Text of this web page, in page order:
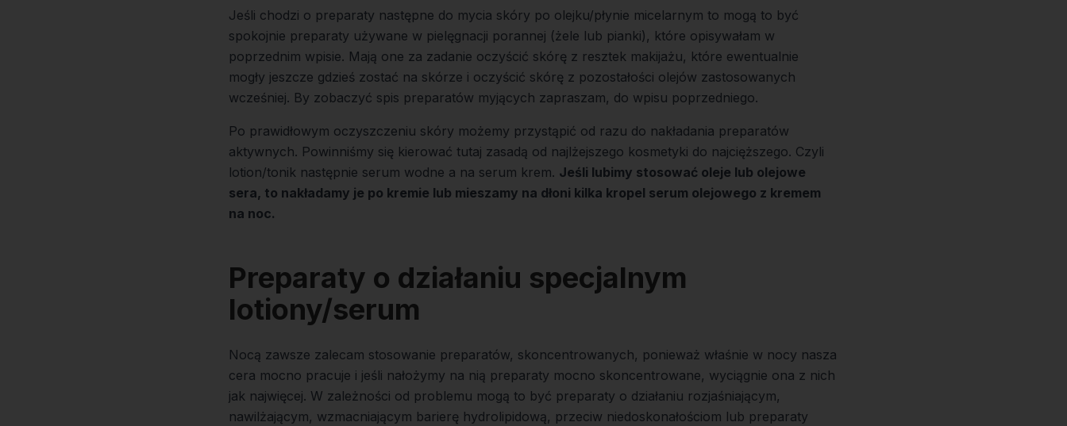
Jeśli chodzi o preparaty następne do mycia skóry po olejku/płynie micelarnym to mogą to być
spokojnie preparaty używane w pielęgnacji porannej (żele lub pianki), które opisywałam w
poprzednim wpisie. Mają one za zadanie oczyścić skórę z resztek makijażu, które ewentualnie
mogły jeszcze gdzieś zostać na skórze i oczyścić skórę z pozostałości olejów zastosowanych
wcześniej. By zobaczyć spis preparatów myjących zapraszam, do wpisu poprzedniego.
Po prawidłowym oczyszczeniu skóry możemy przystąpić od razu do nakładania preparatów
aktywnych. Powinniśmy się kierować tutaj zasadą od najlżejszego kosmetyki do najcięższego. Czyli
lotion/tonik następnie serum wodne a na serum krem. Jeśli lubimy stosować oleje lub olejowe
sera, to nakładamy je po kremie lub mieszamy na dłoni kilka kropel serum olejowego z kremem
na noc.
Preparaty o działaniu specjalnym
lotiony/serum
Nocą zawsze zalecam stosowanie preparatów, skoncentrowanych, ponieważ właśnie w nocy nasza
cera mocno pracuje i jeśli nałożymy na nią preparaty mocno skoncentrowane, wyciągnie ona z nich
jak najwięcej. W zależności od problemu mogą to być preparaty o działaniu rozjaśniającym,
nawilżającym, wzmacniającym barierę hydrolipidową, przeciw niedoskonałościom lub preparaty